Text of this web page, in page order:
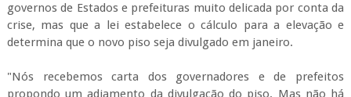
governos de Estados e prefeituras muito delicada por conta da
crise, mas que a lei estabelece o cálculo para a elevação e
determina que o novo piso seja divulgado em janeiro.
"Nós recebemos carta dos governadores e de prefeitos
propondo um adiamento da divulgação do piso. Mas não há